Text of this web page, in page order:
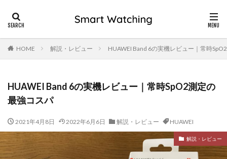
HOME 解説・レビュー HUAWEI Band 6の実機レビュー｜常時
HUAWEI Band 6の実機レビュー｜常時SpO2測定の
最強コスパ
2021年4月8日 2022年6月6日 解説・レビュー HUAWEI
解説・レビュー